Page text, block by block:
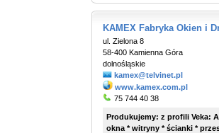
KAMEX Fabryka Okien i
ul. Zielona 8
58-400 Kamienna Góra
dolnośląskie
kamex@telvinet.pl
www.kamex.com.pl
75 744 40 38
Produkujemy: z profili Veka:
okna * witryny * ścianki *